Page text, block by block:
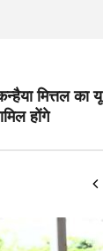
मित्तल का यू
होंगे